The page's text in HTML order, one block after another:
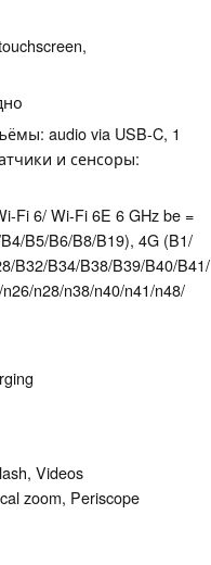
audio via USB-C, 1
и сенсоры:
Fi 6/ Wi-Fi 6E 6 GHz be =
​B5/​B6/​B8/​B19), 4G (B1/​
​B32/​B34/​B38/​B39/​B40/​B41/​
​n28/​n38/​n40/​n41/​n48/​
Videos
zoom, Periscope